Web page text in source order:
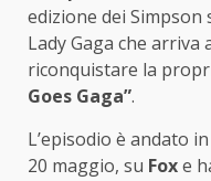
edizione dei Simpson
Lady Gaga che arriva
riconquistare la
Goes Gaga”.
L’episodio è andato
20 maggio, su Foxe